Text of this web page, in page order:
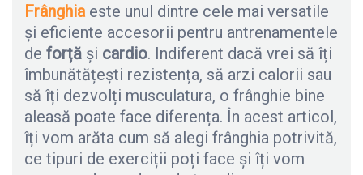
Frânghiaeste unul dintre cele mai versatile
și eficiente accesorii pentru antrenamentele
de forță și cardio. Indiferent dacă vrei să îți
îmbunătățești rezistența, să arzi calorii sau
să îți dezvolți musculatura, o frânghie bine
aleasă poate face diferența. În acest articol,
îți vom arăta cum să alegi frânghia potrivită,
ce tipuri de exerciții poți face și îți vom